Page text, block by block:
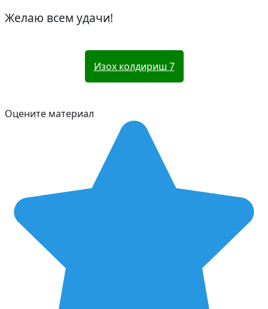
Желаю всем удачи!
Изох колдириш 7
Оцените материал